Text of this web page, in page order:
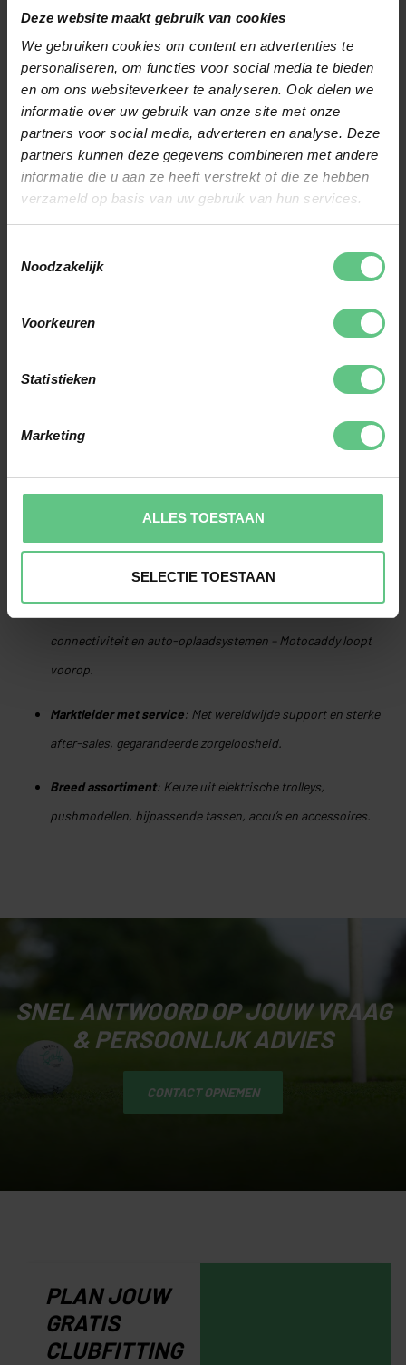
Deze website maakt gebruik van cookies
We gebruiken cookies om content en advertenties te
personaliseren, om functies voor social media te bieden
en om ons websiteverkeer te analyseren. Ook delen we
informatie over uw gebruik van onze site met onze
partners voor social media, adverteren en analyse. Deze
partners kunnen deze gegevens combineren met andere
informatie die u aan ze heeft verstrekt of die ze hebben
verzameld op basis van uw gebruik van hun services.
Noodzakelijk
Voorkeuren
Statistieken
Marketing
ALLES TOESTAAN
SELECTIE TOESTAAN
en GPS via smartphone-verbinding, uniek in zijn soort
MARKTLEIDER & ERKENNING
Motocaddy is vanaf 2022 erkend als nr. 1 elektrische
trolleymerk in het VK en Duitsland, zelf verkocht met tientallen
procenten marge boven de concurrentie
Het merkte een indrukwekkende stijging van 35% in
marktaandeel in het VK en 80% hogere verkoopvolumes in
verkocht, een bewijs van vertrouwen en betrouwbaarheid
Motocaddy ontving recent meer dan 13 "Editor’s Choice"-awards van
toonaangevende golfmedia zoals Golf Monthly, Today’s Golfer en
bunkered. Diverse modellen waaronder de M1, SE, Pro‑series tassen
en M5 GPS trolley – kregen erkenning.
WAAROM MOTOCADDY KIEZEN VIA TWENTEGOLF?
connectiviteit en auto-oplaadsystemen – Motocaddy loopt
voorop.
Marktleider met service: Met wereldwijde support en sterke
after-sales, gegarandeerde zorgeloosheid.
Breed assortiment: Keuze uit elektrische trolleys,
pushmodellen, bijpassende tassen, accu’s en accessoires.
SNEL ANTWOORD OP JOUW VRAAG
& PERSOONLIJK ADVIES
CONTACT OPNEMEN
PLAN JOUW
GRATIS
CLUBFITTING